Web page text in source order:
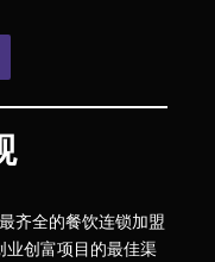
齐全的餐饮连锁加盟
业创富项目的最佳渠